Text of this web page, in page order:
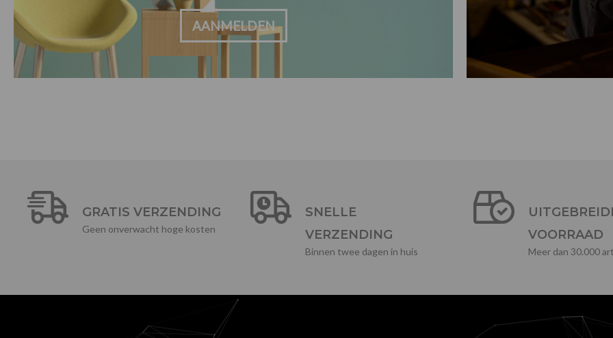
AANMELDEN
GRATIS VERZENDING
Geen onverwacht hoge kosten
SNELLE
VERZENDING
Binnen twee dagen in huis
VOORRAAD
Meer dan 30.000